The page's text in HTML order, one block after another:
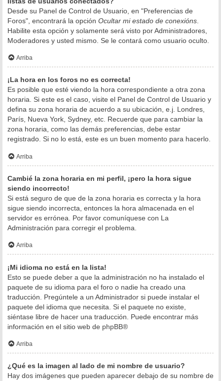
Desde su Panel de Control de Usuario, en "Preferencias de
Foros", encontrará la opción Ocultar mi estado de conexións
Habilite esta opción y solamente será visto por Administradores,
Moderadores y usted mismo. Se le contará como usuario oculto.
Arriba
¡La hora en los foros no es correcta!
Es posible que esté viendo la hora correspondiente a otra zona
horaria. Si este es el caso, visite el Panel de Control de Usuario y
defina su zona horaria de acuerdo a su ubicación, e.j. Londres,
París, Nueva York, Sydney, etc. Recuerde que para cambiar la
zona horaria, como las demás preferencias, debe estar
registrado. Si no lo está, este es un buen momento para hacerlo.
Arriba
Cambié la zona horaria en mi perfil, ¡pero la hora sigue
siendo incorrecto!
Si está seguro de que de la zona horaria es correcta y la hora
sigue siendo incorrecta, entonces la hora almacenada en el
servidor es errónea. Por favor comuníquese con La
Administración para corregir el problema.
Arriba
¡Mi idioma no está en la lista!
Esto se puede deber a que la administración no ha instalado el
paquete de su idioma para el foro o nadie ha creado una
traducción. Pregúntele a un Administrador si puede instalar el
paquete del idioma que necesita. Si el paquete no existe,
siéntase libre de hacer una traducción. Puede encontrar más
información en el sitio web de phpBB®
Arriba
¿Qué es la imagen al lado de mi nombre de usuario?
Hay dos imágenes que pueden aparecer debajo de su nombre de